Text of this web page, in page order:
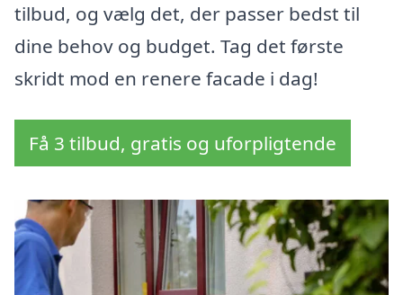
tilbud, og vælg det, der passer bedst til
dine behov og budget. Tag det første
skridt mod en renere facade i dag!
Få 3 tilbud, gratis og uforpligtende